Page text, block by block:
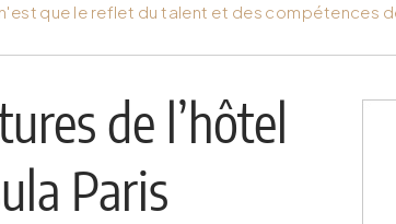
que le reflet du talent et des compétences
de l’hôtel
Paris